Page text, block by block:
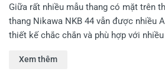
Giữa rất nhiều mẫu thang có mặt trên
thang Nikawa NKB 44 vẫn được nhiều
thiết kế chắc chắn và phù hợp với
được sử dụng nhiều trong các môi
Xem thêm